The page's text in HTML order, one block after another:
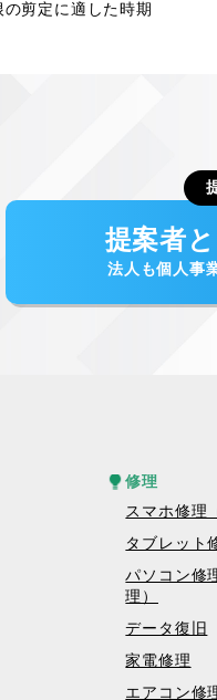
の剪定に適した時期
提案者
法人も個人事
修理
スマホ修理
タブレット
パソコン修
理）
データ復旧
家電修理
エアコン修